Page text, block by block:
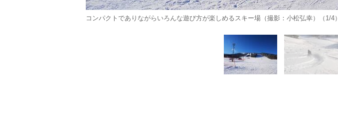
コンパクトでありながらいろんな遊び方が楽しめるスキー場（撮影：小松弘幸）（1/4）